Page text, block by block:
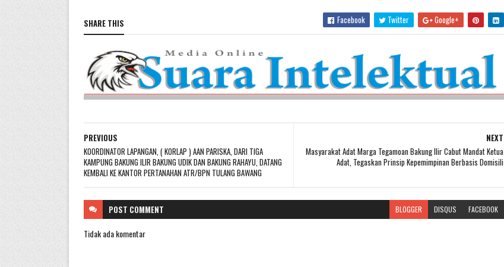
SHARE THIS Facebook Twitter Google+
NEXT
Masyarakat Adat Marga Tegamoan Bakung Ilir Cabut Mandat Ketua
Adat, Tegaskan Prinsip Kepemimpinan Berbasis Domisili
PREVIOUS
KOORDINATOR LAPANGAN, ( KORLAP ) AAN PARISKA, DARI TIGA
KAMPUNG BAKUNG ILIR BAKUNG UDIK DAN BAKUNG RAHAYU, DATANG
KEMBALI KE KANTOR PERTANAHAN ATR/BPN TULANG BAWANG
POST COMMENT BLOGGER DISQUS FACEBOOK
Tidak ada komentar